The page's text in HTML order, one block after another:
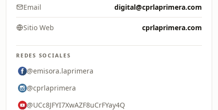
Email digital@cprlaprimera.com
Sitio Web cprlaprimera.com
REDES SOCIALES
@emisora.laprimera
@cprlaprimera
@UCc8JFYI7XwAZF8uCrFYay4Q